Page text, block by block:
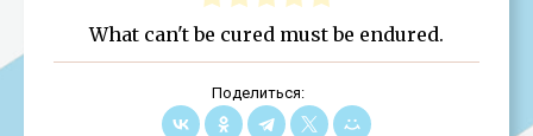
What can't be cured must be endured.
Поделиться: